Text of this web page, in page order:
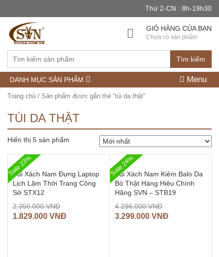
Thứ 2-CN : 8h-19h30
Tìm kiếm
GIỎ HÀNG CỦA BẠN
Chưa có sản phẩm
DANH MỤC SẢN PHẨM Menu
Trang chủ / Sản phẩm được gắn thẻ “túi da thật”
TÚI DA THẬT
Hiển thị 5 sản phẩm
Sale 23%
Túi Xách Nam Đựng Laptop
Lịch Lãm Thời Trang Công
Sở STX12
2.350.000VNĐ
1.829.000 VNĐ
Sale 24%
Túi Xách Nam Kiêm Balo Da
Bò Thật Hàng Hiệu Chính
Hãng SVN – STB19
4.296.000VNĐ
3.299.000 VNĐ